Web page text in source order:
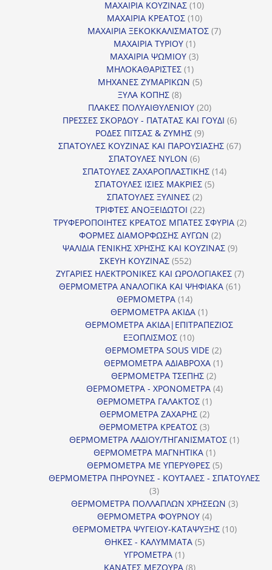
προϊόντα
ΜΑΧΑΙΡΙΑ ΚΟΥΖΙΝΑΣ 1010
προϊόντα
ΜΑΧΑΙΡΙΑ ΚΡΕΑΤΟΣ 1010
προϊόντα
ΜΑΧΑΙΡΙΑ ΞΕΚΟΚΚΑΛΙΣΜΑΤΟΣ 77
ΜΑΧΑΙΡΙΑ ΤΥΡΙΟΥ 11
προϊόν
ΜΑΧΑΙΡΙΑ ΨΩΜΙΟΥ 33
ΜΗΛΟΚΑΘΑΡΙΣΤΕΣ 11
προϊόν
ΜΗΧΑΝΕΣ ΖΥΜΑΡΙΚΩΝ 55
ΞΥΛΑ ΚΟΠΗΣ 88
προϊόντα
ΠΛΑΚΕΣ ΠΟΛΥΑΙΘΥΛΕΝΙΟΥ 2020
προϊόντα
ΠΡΕΣΣΕΣ ΣΚΟΡΔΟΥ - ΠΑΤΑΤΑΣ ΚΑΙ ΓΟΥΔΙ 66
ΡΟΔΕΣ ΠΙΤΣΑΣ & ΖΥΜΗΣ 99
προϊόντα
ΣΠΑΤΟΥΛΕΣ ΚΟΥΖΙΝΑΣ ΚΑΙ ΠΑΡΟΥΣΙΑΣΗΣ 6767
ΣΠΑΤΟΥΛΕΣ NYLON 66
προϊόντα
ΣΠΑΤΟΥΛΕΣ ΖΑΧΑΡΟΠΛΑΣΤΙΚΗΣ 1414
ΣΠΑΤΟΥΛΕΣ ΙΣΙΕΣ ΜΑΚΡΙΕΣ 55
ΣΠΑΤΟΥΛΕΣ ΞΥΛΙΝΕΣ 22
προϊόντα
ΤΡΙΦΤΕΣ ΑΝΟΞΕΙΔΩΤΟΙ 2222
προϊόντα
ΤΡΥΦΕΡΟΠΟΙΗΤΕΣ ΚΡΕΑΤΟΣ ΜΠΑΤΕΣ ΣΦΥΡΙΑ 22
ΦΟΡΜΕΣ ΔΙΑΜΟΡΦΩΣΗΣ ΑΥΓΩΝ 22
προϊόντα
ΨΑΛΙΔΙΑ ΓΕΝΙΚΗΣ ΧΡΗΣΗΣ ΚΑΙ ΚΟΥΖΙΝΑΣ 99
ΣΚΕΥΗ ΚΟΥΖΙΝΑΣ 552552
προϊόντα
ΖΥΓΑΡΙΕΣ ΗΛΕΚΤΡΟΝΙΚΕΣ ΚΑΙ ΩΡΟΛΟΓΙΑΚΕΣ 77
ΘΕΡΜΟΜΕΤΡΑ ΑΝΑΛΟΓΙΚΑ ΚΑΙ ΨΗΦΙΑΚΑ 6161
ΘΕΡΜΟΜΕΤΡΑ 1414
προϊόντα
ΘΕΡΜΟΜΕΤΡΑ ΑΚΙΔΑ 11
προϊόν
ΘΕΡΜΟΜΕΤΡΑ ΑΚΙΔΑ|ΕΠΙΤΡΑΠΕΖΙΟΣ
ΕΞΟΠΛΙΣΜΟΣ 1010
προϊόντα
ΘΕΡΜΟΜΕΤΡΑ SOUS VIDE 22
προϊόντα
ΘΕΡΜΟΜΕΤΡΑ ΑΔΙΑΒΡΟΧΑ 11
ΘΕΡΜΟΜΕΤΡΑ ΤΣΕΠΗΣ 22
προϊόντα
ΘΕΡΜΟΜΕΤΡΑ - ΧΡΟΝΟΜΕΤΡΑ 44
ΘΕΡΜΟΜΕΤΡΑ ΓΑΛΑΚΤΟΣ 11
προϊόν
ΘΕΡΜΟΜΕΤΡΑ ΖΑΧΑΡΗΣ 22
προϊόντα
ΘΕΡΜΟΜΕΤΡΑ ΚΡΕΑΤΟΣ 33
προϊόντα
ΘΕΡΜΟΜΕΤΡΑ ΛΑΔΙΟΥ/ΤΗΓΑΝΙΣΜΑΤΟΣ 11
ΘΕΡΜΟΜΕΤΡΑ ΜΑΓΝΗΤΙΚΑ 11
προϊόν
ΘΕΡΜΟΜΕΤΡΑ ΜΕ ΥΠΕΡΥΘΡΕΣ 55
προϊόντα
ΘΕΡΜΟΜΕΤΡΑ ΠΗΡΟΥΝΕΣ - ΚΟΥΤΑΛΕΣ - ΣΠΑΤΟΥΛΕΣ
33
προϊόντα
ΘΕΡΜΟΜΕΤΡΑ ΠΟΛΛΑΠΛΩΝ ΧΡΗΣΕΩΝ 33
ΘΕΡΜΟΜΕΤΡΑ ΦΟΥΡΝΟΥ 44
προϊόντα
ΘΕΡΜΟΜΕΤΡΑ ΨΥΓΕΙΟΥ-ΚΑΤΑΨΥΞΗΣ 1010
ΘΗΚΕΣ - ΚΑΛΥΜΜΑΤΑ 55
ΥΓΡΟΜΕΤΡΑ 11
προϊόν
ΚΑΝΑΤΕΣ ΜΕΖΟΥΡΑ 88